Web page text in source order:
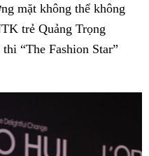
mặt không thể không
trẻ Quảng Trọng
“The Fashion Star”